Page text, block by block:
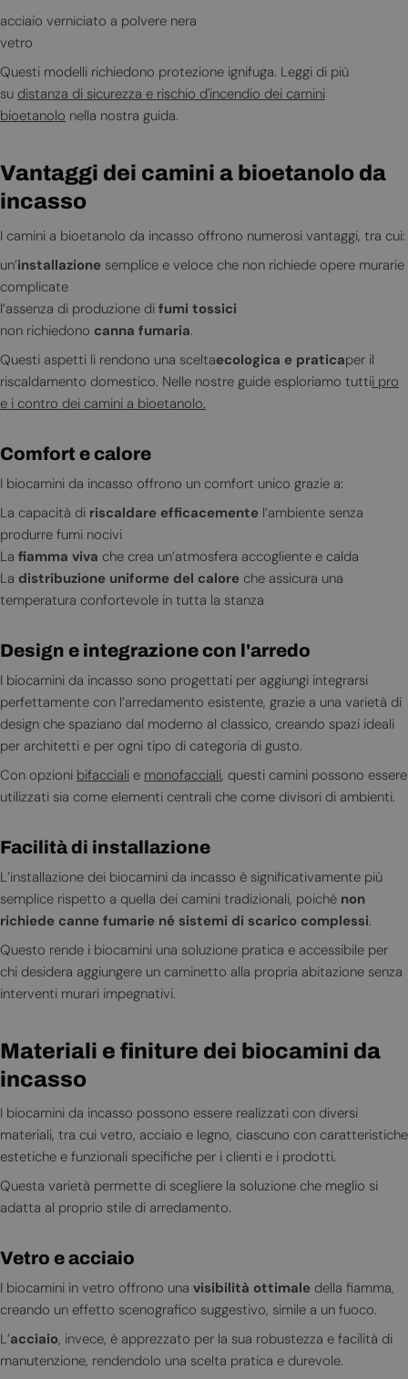
acciaio verniciato a polvere nera
vetro
Questi modelli richiedono protezione ignifuga. Leggi di più
su distanza di sicurezza e rischio d'incendio dei camini
bioetanolo nella nostra guida.
Vantaggi dei camini a bioetanolo da
incasso
I camini a bioetanolo da incasso offrono numerosi vantaggi, tra cui:
un’installazione semplice e veloce che non richiede opere murarie
complicate
l’assenza di produzione di fumi tossici
non richiedono canna fumaria.
Questi aspetti li rendono una sceltaecologica e praticaper il
riscaldamento domestico. Nelle nostre guide esploriamo tuttii pro
e i contro dei camini a bioetanolo.
Comfort e calore
I biocamini da incasso offrono un comfort unico grazie a:
La capacità di riscaldare efficacemente l’ambiente senza
produrre fumi nocivi
La fiamma viva che crea un’atmosfera accogliente e calda
La distribuzione uniforme del calore che assicura una
temperatura confortevole in tutta la stanza
Design e integrazione con l'arredo
I biocamini da incasso sono progettati per aggiungi integrarsi
perfettamente con l’arredamento esistente, grazie a una varietà di
design che spaziano dal moderno al classico, creando spazi ideali
per architetti e per ogni tipo di categoria di gusto.
Con opzioni bifacciali e monofacciali, questi camini possono essere
utilizzati sia come elementi centrali che come divisori di ambienti.
Facilità di installazione
L’installazione dei biocamini da incasso è significativamente più
semplice rispetto a quella dei camini tradizionali, poiché non
richiede canne fumarie né sistemi di scarico complessi.
Questo rende i biocamini una soluzione pratica e accessibile per
chi desidera aggiungere un caminetto alla propria abitazione senza
interventi murari impegnativi.
Materiali e finiture dei biocamini da
incasso
I biocamini da incasso possono essere realizzati con diversi
materiali, tra cui vetro, acciaio e legno, ciascuno con caratteristiche
estetiche e funzionali specifiche per i clienti e i prodotti.
Questa varietà permette di scegliere la soluzione che meglio si
adatta al proprio stile di arredamento.
Vetro e acciaio
I biocamini in vetro offrono una visibilità ottimale della fiamma,
creando un effetto scenografico suggestivo, simile a un fuoco.
L’acciaio, invece, è apprezzato per la sua robustezza e facilità di
manutenzione, rendendolo una scelta pratica e durevole.